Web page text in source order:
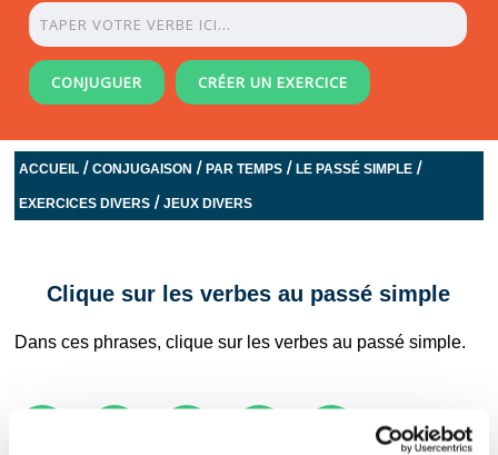
CONJUGUER CRÉER UN EXERCICE
ACCUEIL /CONJUGAISON /PAR TEMPS /LE PASSÉ SIMPLE /
EXERCICES DIVERS /JEUX DIVERS
Clique sur les verbes au passé simple
Dans ces phrases, clique sur les verbes au passé simple.